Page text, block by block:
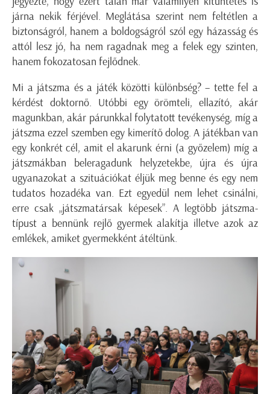
járna nekik férjével. Meglátása szerint nem feltétlen a
biztonságról, hanem a boldogságról szól egy házasság és
attól lesz jó, ha nem ragadnak meg a felek egy szinten,
hanem fokozatosan fejlődnek.
Mi a játszma és a játék közötti különbség? – tette fel a
kérdést doktornő. Utóbbi egy örömteli, ellazító, akár
magunkban, akár párunkkal folytatott tevékenység, míg a
játszma ezzel szemben egy kimerítő dolog. A játékban van
egy konkrét cél, amit el akarunk érni (a győzelem) míg a
játszmákban beleragadunk helyzetekbe, újra és újra
ugyanazokat a szituációkat éljük meg benne és egy nem
tudatos hozadéka van. Ezt egyedül nem lehet csinálni,
erre csak „játszmatársak képesek”. A legtöbb játszma-
típust a bennünk rejlő gyermek alakítja illetve azok az
emlékek, amiket gyermekként átéltünk.